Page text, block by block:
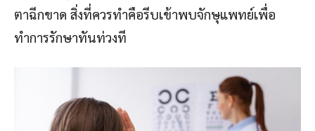
ตาฉีกขาด สิ่งที่ควรทำคือรีบเข้าพบจักษุแพทย์เพื่อ
ทำการรักษาทันท่วงที